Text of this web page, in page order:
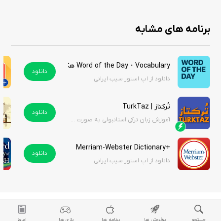
تلفظ صوتی: ارائه تلفظ دقیق کلمات برای بهبود مهارت‌های گفتاری.
مترادف و متضاد: ارائه مترادف‌ها و متضادهای کلمات برای درک عمیق‌تر
معانی.
انیمیشن‌های تعاملی: نمایش انیمیشن‌های مرتبط با کلمات برای یادگیری
بصری و جذاب.
پشتیبانی از چند زبان: امکان ترجمه و نمایش معانی به زبان‌های مختلف.
برنامه DictionARy - Definitions in AR با استفاده از فناوری AR، یادگیری زبان را
به سطح جدیدی برده و به کاربران اجازه می‌دهد تا واژگان را در زمینه‌ای واقعی‌تر
استفاده شود. این برنامه با قیمت ۱.۹۹ دلار عرضه می‌شود. با این حال، شما
برنامه های مشابه
Word of the Day・Vocabulary هک شده
دانلود از اپ استور سیب ایرانی
دانلود
تُرکتاز | TurkTaz
آموزش زبان ترکی استانبولی به صورت چالش و بازی
دانلود
+Merriam-Webster Dictionary
دانلود از اپ استور سیب ایرانی
دانلود